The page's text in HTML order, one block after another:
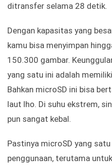
ditransfer selama 28 detik.
Dengan kapasitas yang
kamu bisa menyimpan
150.300 gambar.
yang satu ini adalah
Bahkan microSD ini bisa
laut lho. Di suhu ekstrem,
pun sangat kebal.
Pastinya microSD yang
penggunaan, terutama